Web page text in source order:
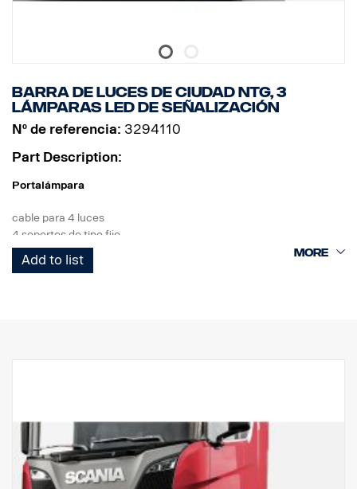
Barra de luces de ciudad NTG, 3
lámparas LED de señalización
Nº de referencia: 3294110
Part Description:
Portalámpara
cable para 4 luces
4 soportes de tipo fijo
3 LED blancos
Número de puntos de montaje de iluminación 4 soportes de tipo
Cable para 4 luces
Add to list